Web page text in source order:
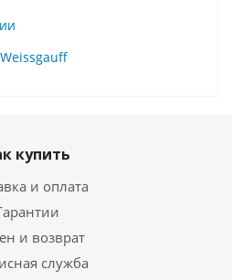
купить
и оплата
и возврат
служба